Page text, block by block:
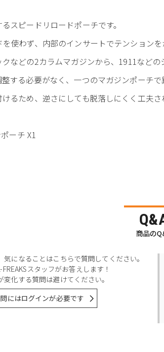
スピードリロードポーチです。
使わず、内部のインサートでテンションを
などの2カラムマガジンから、1911などの
する必要がなく、一つのマガジンポーチ
るため、逆さにしても脱落しにくく工夫さ
ーチ X1
商品の
になることはこちらで質問してください。
スタッフがお答えします！
化する質問は避けてください。
にはログインが必要です